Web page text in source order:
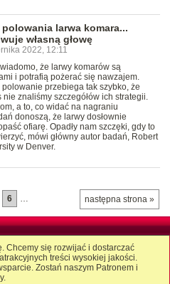
polowania larwa komara...
własną głowę
2022, 12:11
że larwy komarów są
i potrafią pożerać się nawzajem.
przebiega tak szybko, że
nie znaliśmy szczegółów ich strategii.
a to, co widać na nagraniu
donoszą, że larwy dosłownie
ofiarę. Opadły nam szczęki, gdy to
mówi główny autor badań, Robert
w Denver.
następna strona »
6 …
Chcemy się rozwijać i dostarczać
treści wysokiej jakości.
Zostań naszym Patronem i